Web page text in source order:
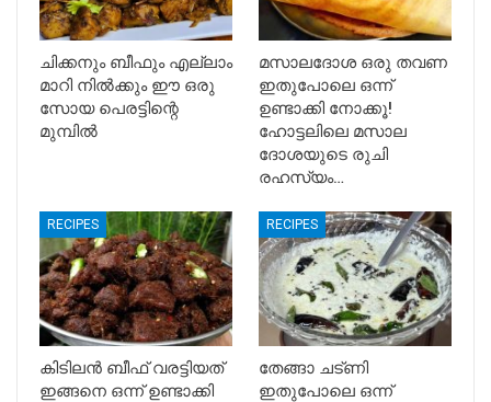
ചിക്കനും ബീഫും എല്ലാം
മാറി നിൽക്കും ഈ ഒരു
സോയ പെരട്ടിന്റെ
മുമ്പിൽ
മസാലദോശ ഒരു തവണ
ഇതുപോലെ ഒന്ന്
ഉണ്ടാക്കി നോക്കൂ!
ഹോട്ടലിലെ മസാല
ദോശയുടെ രുചി
രഹസ്യം…
RECIPES
കിടിലൻ ബീഫ് വരട്ടിയത്
ഇങ്ങനെ ഒന്ന് ഉണ്ടാക്കി
RECIPES
തേങ്ങാ ചട്ണി
ഇതുപോലെ ഒന്ന്